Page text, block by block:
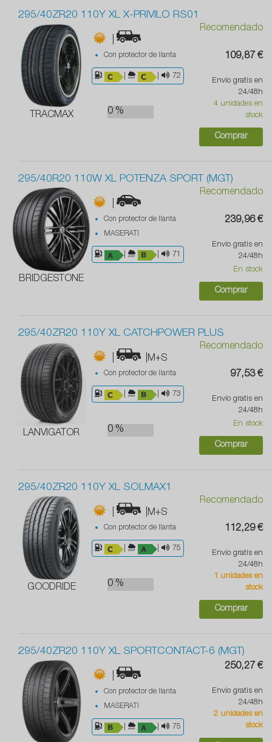
295/40ZR20 110Y XL X-PRIVILO RS01
TRACMAX
|
Con protector de llanta
72
0 %
Recomendado
109,87 €
Envío gratis en
24/48h
4 unidades en
stock
Comprar
295/40R20 110W XL POTENZA SPORT (MGT)
BRIDGESTONE
|
Con protector de llanta
MASERATI
71
Recomendado
239,96 €
Envío gratis en
24/48h
En stock
Comprar
295/40ZR20 110Y XL CATCHPOWER PLUS
LANVIGATOR
| |M+S
Con protector de llanta
73
0 %
Recomendado
97,53 €
Envío gratis en
24/48h
En stock
Comprar
295/40ZR20 110Y XL SOLMAX1
GOODRIDE
| |M+S
Con protector de llanta
75
0 %
Recomendado
112,29 €
Envío gratis en
24/48h
1 unidades en
stock
Comprar
295/40ZR20 110Y XL SPORTCONTACT-6 (MGT)
|
Con protector de llanta
MASERATI
75
250,27 €
Envío gratis en
24/48h
2 unidades en
stock